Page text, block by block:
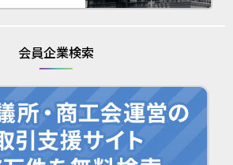
会員企業検索